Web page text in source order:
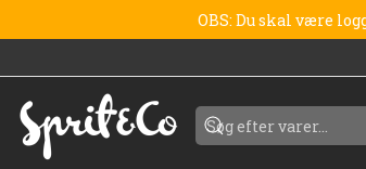
OBS: Du skal være